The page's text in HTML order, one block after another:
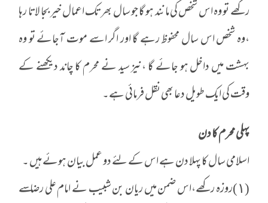
رکھے تو وہ اس شخص کی مانند ہو گا جو سال بھر تک اعمال خیر بجا لاتا رہا
،وہ شخص اس سال محفوظ رہے گا اور اگر اسے موت آجائے تو وہ
بہشت میں داخل ہو جائے گا ،نیز سید نے محرم کا چاند دیکھنے کے
وقت کی ایک طویل دعا بھی نقل فرمائی ہے۔
پہلی محرم کا دن
اسلامی سال کا پہلا دن ہے اس کے لئے دو عمل بیان ہوئے ہیں ۔
(١)روزہ رکھے،اس ضمن میں ریان بن شبیب نے امام علی رضا ـسے